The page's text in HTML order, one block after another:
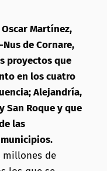
Oscar Martínez,
de Cornare,
proyectos que
en los cuatro
Alejandría,
San Roque y que
las
millones de